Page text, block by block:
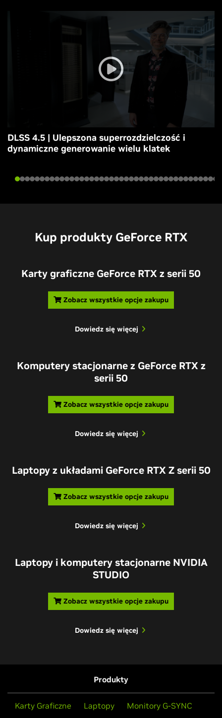
DLSS 4.5 | Ulepszona superrozdzielczość i
dynamiczne generowanie wielu klatek
Kup produkty GeForce RTX
Karty graficzne GeForce RTX z serii 50
Zobacz wszystkie opcje zakupu
Dowiedz się więcej
Komputery stacjonarne z GeForce RTX z
serii 50
Zobacz wszystkie opcje zakupu
Dowiedz się więcej
Laptopy z układami GeForce RTX Z serii 50
Zobacz wszystkie opcje zakupu
Dowiedz się więcej
Laptopy i komputery stacjonarne NVIDIA
STUDIO
Zobacz wszystkie opcje zakupu
Dowiedz się więcej
Produkty
Karty Graficzne Laptopy Monitory G-SYNC